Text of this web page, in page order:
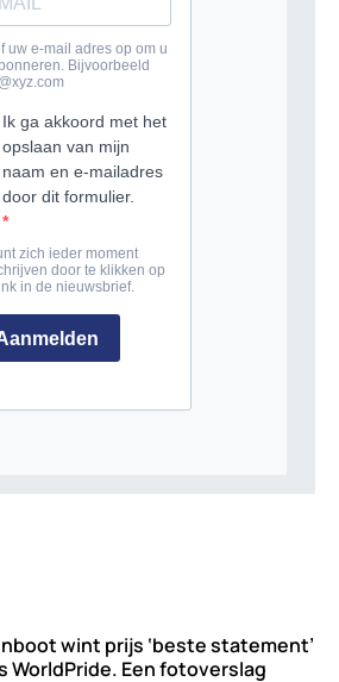
wint prijs ‘beste statement’
WorldPride. Een fotoverslag